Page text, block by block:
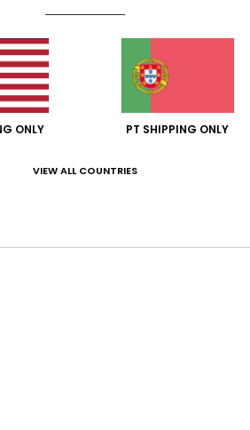
ONLY PT SHIPPING ONLY
VIEW ALL COUNTRIES